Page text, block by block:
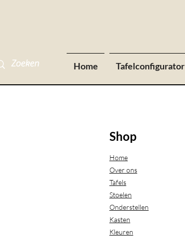
Home Tafelconfigurator
Shop
Home
Over ons
Tafels
Stoelen
Onderstellen
Kasten
Kleuren